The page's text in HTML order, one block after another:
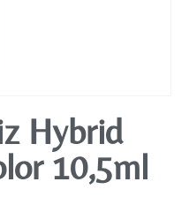
Hybrid
10,5ml